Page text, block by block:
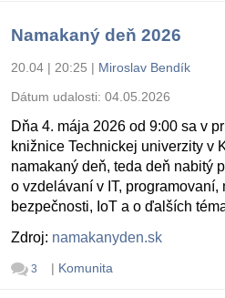
Namakaný deň 2026
20.04 | 20:25 | Miroslav Bendík
Dátum udalosti: 04.05.2026
Dňa 4. mája 2026 od 9:00 sa v
knižnice Technickej univerzity v
namakaný deň, teda deň nabitý
o vzdelávaní v IT, programovaní,
bezpečnosti, IoT a o ďalších
Zdroj: namakanyden.sk
3 | Komunita